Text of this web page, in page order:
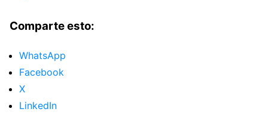
Comparte esto:
WhatsApp
Facebook
X
LinkedIn